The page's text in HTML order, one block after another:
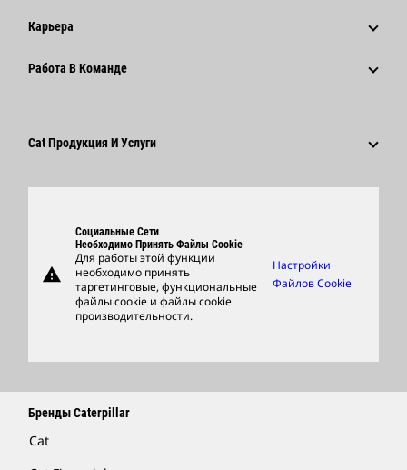
Кодекс Деловой Этики
Новейшие Технологии
Корпоративные Пресс-Релизы
Карьера
Почему Caterpillar?
Работа В Команде
Поставщики
Cat Продукция И Услуги
Support
Фирменные Товары
Найти Дилера
warning
Социальные Сети
Необходимо Принять Файлы Cookie
Для работы этой функции
необходимо принять
таргетинговые, функциональные
файлы cookie и файлы cookie
производительности.
Настройки
Файлов Cookie
Бренды Caterpillar
Cat